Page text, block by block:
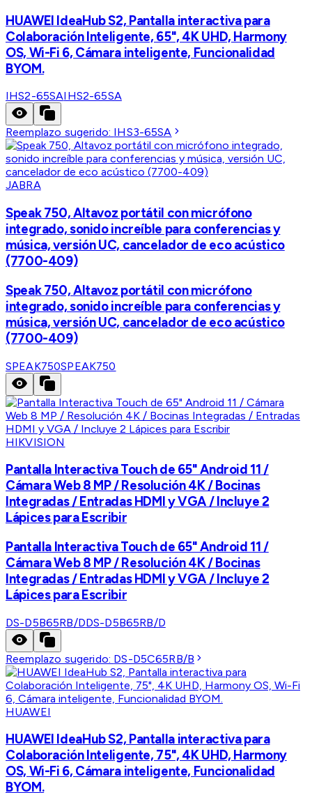
HUAWEI IdeaHub S2, Pantalla interactiva para
Colaboración Inteligente, 65", 4K UHD, Harmony
OS, Wi-Fi 6, Cámara inteligente, Funcionalidad
BYOM.
IHS2-65SAIHS2-65SA
Reemplazo sugerido: IHS3-65SA
JABRA
Speak 750, Altavoz portátil con micrófono
integrado, sonido increíble para conferencias y
música, versión UC, cancelador de eco acústico
(7700-409)
Speak 750, Altavoz portátil con micrófono
integrado, sonido increíble para conferencias y
música, versión UC, cancelador de eco acústico
(7700-409)
SPEAK750SPEAK750
HIKVISION
Pantalla Interactiva Touch de 65" Android 11 /
Cámara Web 8 MP / Resolución 4K / Bocinas
Integradas / Entradas HDMI y VGA / Incluye 2
Lápices para Escribir
Pantalla Interactiva Touch de 65" Android 11 /
Cámara Web 8 MP / Resolución 4K / Bocinas
Integradas / Entradas HDMI y VGA / Incluye 2
Lápices para Escribir
DS-D5B65RB/DDS-D5B65RB/D
Reemplazo sugerido: DS-D5C65RB/B
HUAWEI
HUAWEI IdeaHub S2, Pantalla interactiva para
Colaboración Inteligente, 75", 4K UHD, Harmony
OS, Wi-Fi 6, Cámara inteligente, Funcionalidad
BYOM.